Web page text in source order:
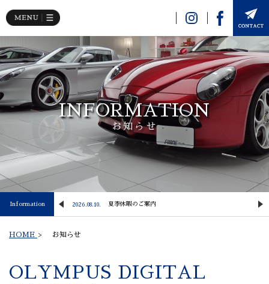
INFORMATION
お知らせ
Information 2026.08.10. 夏季休暇のご案内
HOME > お知らせ
OLYMPUS DIGITAL